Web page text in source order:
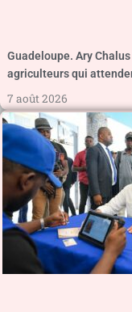
Guadeloupe. Ary
agriculteurs qui
7 août 2026